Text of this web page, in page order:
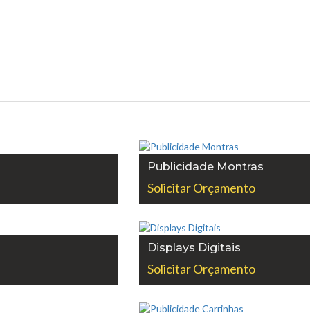
Publicidade Montras
Solicitar Orçamento
Displays Digitais
Solicitar Orçamento